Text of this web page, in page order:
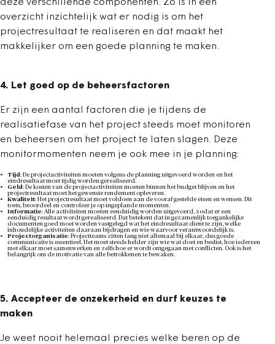
deze verschillende componenten. Zo is in één
overzicht inzichtelijk wat er nodig is om het
projectresultaat te realiseren en dat maakt het
makkelijker om een goede planning te maken.
4. Let goed op de beheersfactoren
Er zijn een aantal factoren die je tijdens de
realisatiefase van het project steeds moet monitoren
en beheersen om het project te laten slagen. Deze
monitormomenten neem je ook mee in je planning:
Tijd: De projectactiviteiten moeten volgens de planning uitgevoerd worden en het
eindresultaat moet tijdig worden gerealiseerd.
Geld: De kosten van de projectactiviteiten moeten binnen het budget blijven en het
projectresultaat moet het gewenste rendement opleveren.
Kwaliteit: Het projectresultaat moet voldoen aan de vooraf gestelde eisen en wensen. Dit
toets, beoordeel en controleer je op ingeplande momenten.
Informatie: Alle activiteiten moeten eenduidig worden uitgevoerd, zodat er een
eenduidig resultaat wordt gerealiseerd. Dat betekent dat in gezamenlijk toegankelijke
documenten goed moet worden vastgelegd wat het eindresultaat dient te zijn, welke
inhoudelijke activiteiten daaraan bijdragen en wie waarvoor verantwoordelijk is.
Projectorganisatie: Projectteams zitten lang niet allemaal bij elkaar, dus goede
communicatie is essentieel. Het moet steeds helder zijn wie wat doet en beslist, hoe iedereen
met elkaar moet samenwerken en zelfs hoe er wordt omgegaan met conflicten. Ook is het
belangrijk om de motivatie van alle betrokkenen te bewaken.
5. Accepteer de onzekerheid en durf keuzes te
maken
Je weet nooit helemaal precies welke beren op de